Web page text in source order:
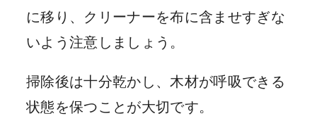
に移り、クリーナーを布に含ませすぎな
いよう注意しましょう。
掃除後は十分乾かし、木材が呼吸できる
状態を保つことが大切です。